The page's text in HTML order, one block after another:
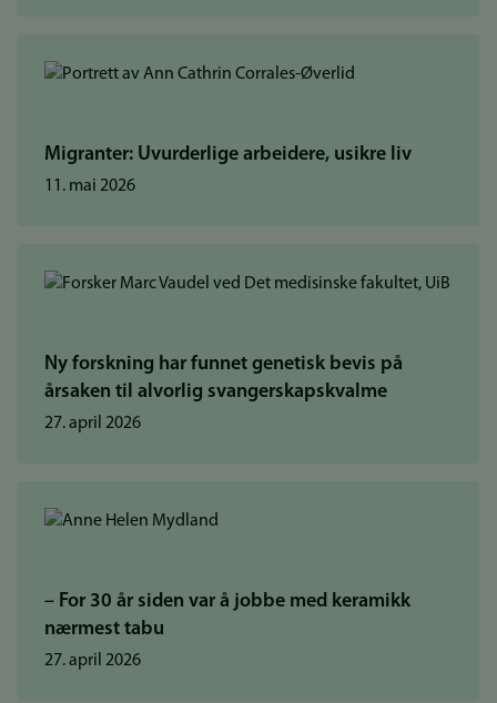
Migranter: Uvurderlige arbeidere, usikre liv
11. mai 2026
Ny forskning har funnet genetisk bevis på
årsaken til alvorlig svangerskapskvalme
27. april 2026
– For 30 år siden var å jobbe med keramikk
nærmest tabu
27. april 2026